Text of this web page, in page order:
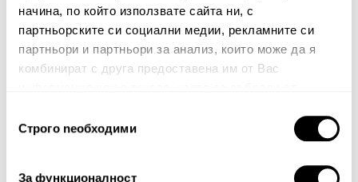
начина, по който използвате сайта ни, с
партньорските си социални медии, рекламните си
партньори и партньори за анализ, които може да я
комбинират с друга предоставена им от Вас
наСтрого nеобходими
За функционалност
Декоративна калъфка за
възглавница Ami
12.60€ 24.64лв.
Декоративна калъфка за
възглавница Ark
12.00€ 23.47лв.